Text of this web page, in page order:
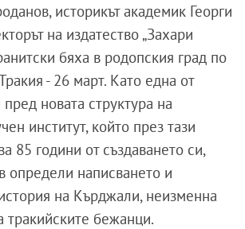
историкът академик Георги
на издатество „Захари
бяха в родопския град по
- 26 март. Като една от
новата структура на
институт, който през тази
85 години от създаването си,
определи написването и
на Кърджали, неизменна
тракийските бежанци.